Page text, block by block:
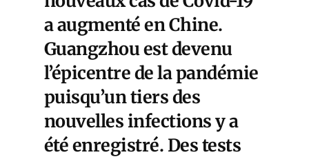
a augmenté en Chine.
Guangzhou est devenu
l’épicentre de la pandémie
puisqu’un tiers des
nouvelles infections y a
été enregistré. Des tests